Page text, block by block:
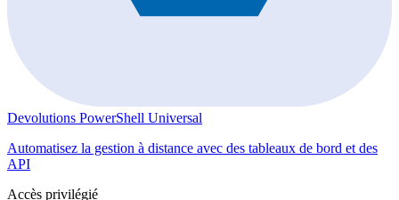
Devolutions PowerShell Universal
Automatisez la gestion à distance avec des tableaux de bord et des
API
Accès privilégié